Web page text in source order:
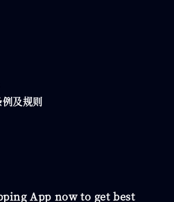
例及规则
App now to get best